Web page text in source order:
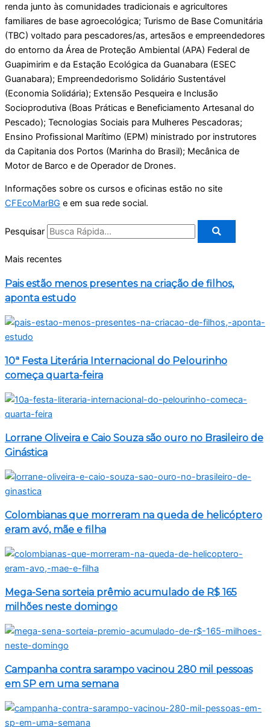
renda junto às comunidades tradicionais e agricultores
familiares de base agroecológica; Turismo de Base Comunitária
(TBC) voltado para pescadores/as, artesãos e empreendedores
do entorno da Área de Proteção Ambiental (APA) Federal de
Guapimirim e da Estação Ecológica da Guanabara (ESEC
Guanabara); Empreendedorismo Solidário Sustentável
(Economia Solidária); Extensão Pesqueira e Inclusão
Socioprodutiva (Boas Práticas e Beneficiamento Artesanal do
Pescado); Tecnologias Sociais para Mulheres Pescadoras;
Ensino Profissional Marítimo (EPM) ministrado por instrutores
da Capitania dos Portos (Marinha do Brasil); Mecânica de
Motor de Barco e de Operador de Drones.
Informações sobre os cursos e oficinas estão no site
CFEcoMarBG e em sua rede social.
Pesquisar
Mais recentes
Pais estão menos presentes na criação de filhos,
aponta estudo
10ª Festa Literária Internacional do Pelourinho
começa quarta-feira
Lorrane Oliveira e Caio Souza são ouro no Brasileiro de
Ginástica
Colombianas que morreram na queda de helicóptero
eram avó, mãe e filha
Mega-Sena sorteia prêmio acumulado de R$ 165
milhões neste domingo
Campanha contra sarampo vacinou 280 mil pessoas
em SP em uma semana